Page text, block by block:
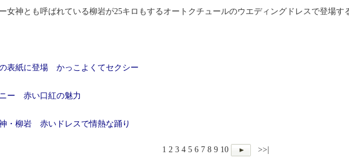
女神とも呼ばれている柳岩が25キロもするオートクチュールのウエディングドレスで登場す
表紙に登場 かっこよくてセクシー
ー 赤い口紅の魅力
・柳岩 赤いドレスで情熱な踊り
1 2 3 4 5 6 7 8 9 10 >>|